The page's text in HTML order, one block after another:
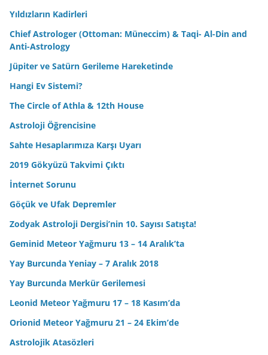
Yıldızların Kadirleri
Chief Astrologer (Ottoman: Müneccim) & Taqi- Al-Din and
Anti-Astrology
Jüpiter ve Satürn Gerileme Hareketinde
Hangi Ev Sistemi?
The Circle of Athla & 12th House
Astroloji Öğrencisine
Sahte Hesaplarımıza Karşı Uyarı
2019 Gökyüzü Takvimi Çıktı
İnternet Sorunu
Göçük ve Ufak Depremler
Zodyak Astroloji Dergisi’nin 10. Sayısı Satışta!
Geminid Meteor Yağmuru 13 – 14 Aralık’ta
Yay Burcunda Yeniay – 7 Aralık 2018
Yay Burcunda Merkür Gerilemesi
Leonid Meteor Yağmuru 17 – 18 Kasım’da
Orionid Meteor Yağmuru 21 – 24 Ekim’de
Astrolojik Atasözleri